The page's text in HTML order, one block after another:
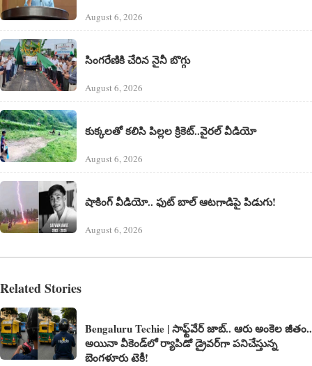
August 6, 2026
సింగరేణికి చేరిన నైనీ బొగ్గు
August 6, 2026
కుక్కలతో కలిసి పిల్లల క్రికెట్..వైరల్ వీడియో
August 6, 2026
షాకింగ్ వీడియో.. ఫుట్ బాల్ ఆటగాడిపై పిడుగు!
August 6, 2026
Related Stories
Bengaluru Techie | సాఫ్ట్‌వేర్ జాబ్.. ఆరు అంకెల జీతం..
అయినా వీకెండ్‌లో ర్యాపిడో డ్రైవర్‌గా పనిచేస్తున్న
బెంగళూరు టెకీ!